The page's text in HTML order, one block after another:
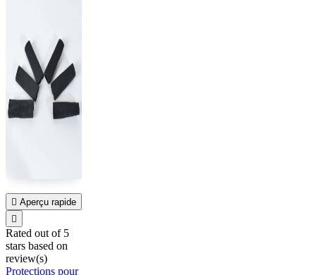
 Aperçu rapide

Rated out of 5
stars based on
review(s)
Protections pour